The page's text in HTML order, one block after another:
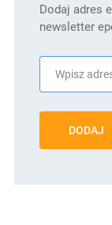
Dodaj adres
newsletter
DODAJ